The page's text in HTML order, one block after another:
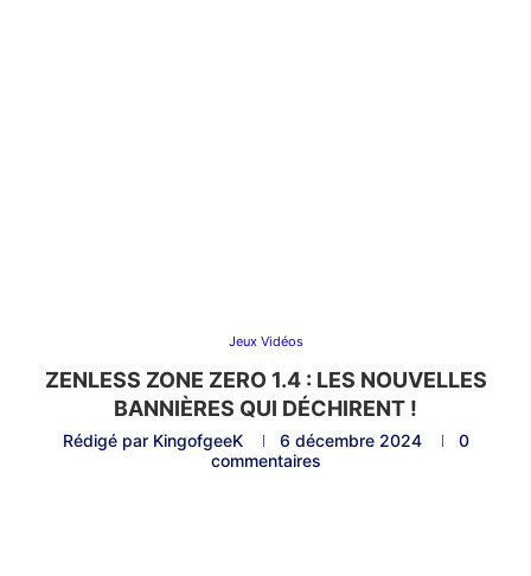
Jeux Vidéos
ZENLESS ZONE ZERO 1.4 : LES NOUVELLES
BANNIÈRES QUI DÉCHIRENT !
Rédigé par KingofgeeK 6 décembre 2024
0
commentaires